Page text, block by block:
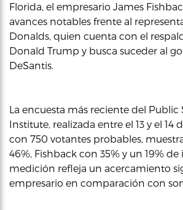
Florida, el empresario James
avances notables frente al
Donalds, quien cuenta con el
Donald Trump y busca suceder al
DeSantis.
La encuesta más reciente del
Institute, realizada entre el 13 y el 14
con 750 votantes probables,
46%, Fishback con 35% y un 19% de
medición refleja un acercamiento
empresario en comparación con